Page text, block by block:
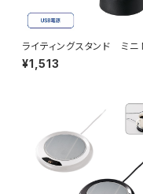
ライティングスタンド ミニ MG
（アクリル板対応）
¥1,513